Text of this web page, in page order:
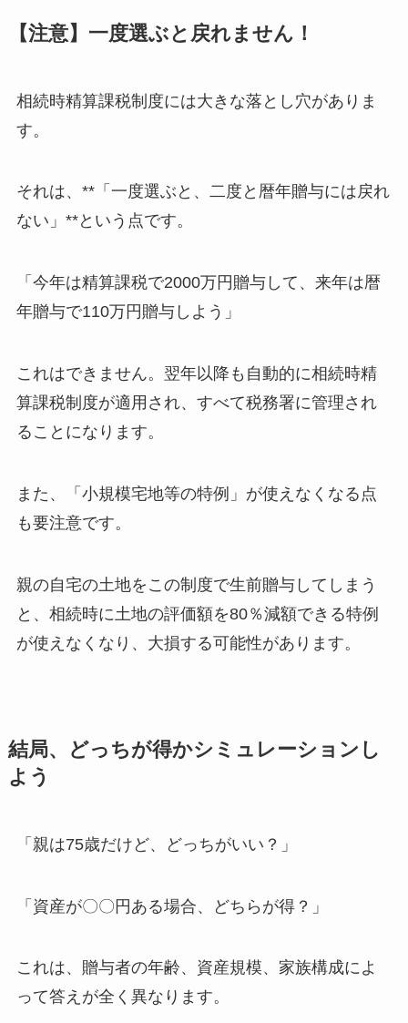
【注意】一度選ぶと戻れません！
相続時精算課税制度には大きな落とし穴がありま
す。
それは、**「一度選ぶと、二度と暦年贈与には戻れ
ない」**という点です。
「今年は精算課税で2000万円贈与して、来年は暦
年贈与で110万円贈与しよう」
これはできません。翌年以降も自動的に相続時精
算課税制度が適用され、すべて税務署に管理され
ることになります。
また、「小規模宅地等の特例」が使えなくなる点
も要注意です。
親の自宅の土地をこの制度で生前贈与してしまう
と、相続時に土地の評価額を80％減額できる特例
が使えなくなり、大損する可能性があります。
結局、どっちが得かシミュレーションし
よう
「親は75歳だけど、どっちがいい？」
「資産が〇〇円ある場合、どちらが得？」
これは、贈与者の年齢、資産規模、家族構成によ
って答えが全く異なります。